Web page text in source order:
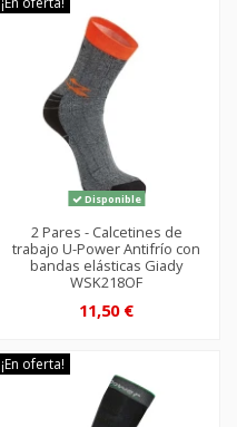
Disponible
2 Pares - Calcetines de
trabajo U-Power Antifrío con
bandas elásticas Giady
WSK218OF
11,50 €
¡En oferta!